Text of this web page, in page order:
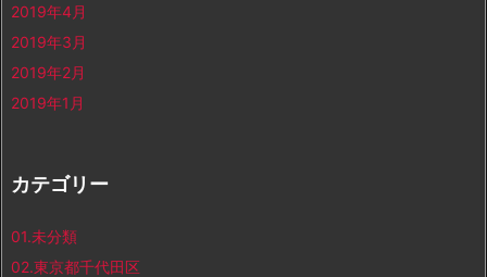
2019年4月
2019年3月
2019年2月
2019年1月
カテゴリー
01.未分類
02.東京都千代田区